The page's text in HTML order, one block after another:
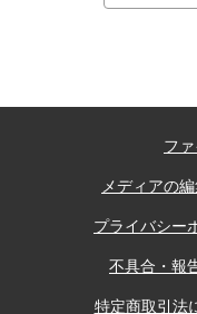
フ
メディアの
プライバシー
不具合・報
特定商取引法